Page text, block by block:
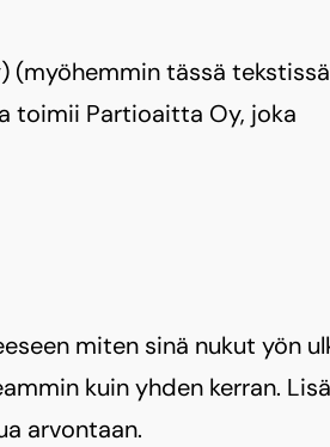
(myöhemmin tässä tekstissä
toimii Partioaitta Oy, joka
miten sinä nukut yön
kuin yhden kerran.
arvontaan.